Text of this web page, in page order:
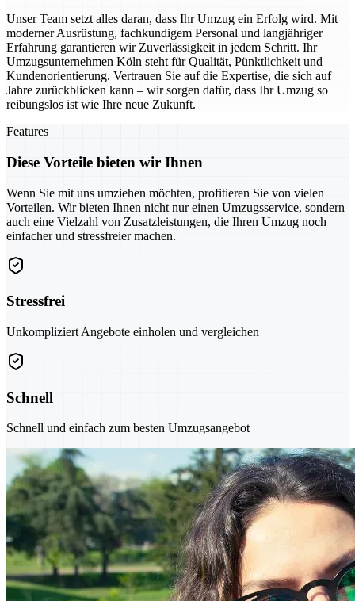
Unser Team setzt alles daran, dass Ihr Umzug ein Erfolg wird. Mit
moderner Ausrüstung, fachkundigem Personal und langjähriger
Erfahrung garantieren wir Zuverlässigkeit in jedem Schritt. Ihr
Umzugsunternehmen Köln steht für Qualität, Pünktlichkeit und
Kundenorientierung. Vertrauen Sie auf die Expertise, die sich auf
Jahre zurückblicken kann – wir sorgen dafür, dass Ihr Umzug so
reibungslos ist wie Ihre neue Zukunft.
Features
Diese Vorteile bieten wir Ihnen
Wenn Sie mit uns umziehen möchten, profitieren Sie von vielen
Vorteilen. Wir bieten Ihnen nicht nur einen Umzugsservice, sondern
auch eine Vielzahl von Zusatzleistungen, die Ihren Umzug noch
einfacher und stressfreier machen.
Stressfrei
Unkompliziert Angebote einholen und vergleichen
Schnell
Schnell und einfach zum besten Umzugsangebot